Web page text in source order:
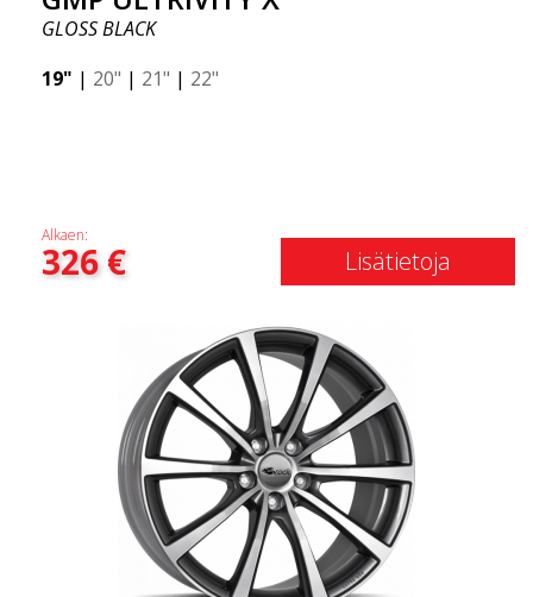
GLOSS BLACK
19" | 20" | 21" | 22"
Alkaen:
326€ Lisätietoja